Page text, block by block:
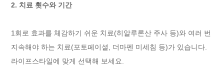
2. 치료 횟수와 기간
1회로 효과를 체감하기 쉬운 치료(히알루론산 주사 등)와 여러 번
지속해야 하는 치료(포토페이셜, 더마펜 미세침 등)가 있습니다.
라이프스타일에 맞게 선택해 보세요.